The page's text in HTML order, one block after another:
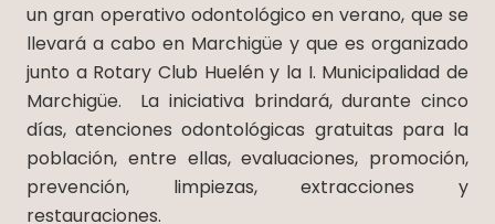
un gran operativo odontológico en verano, que se
llevará a cabo en Marchigüe y que es organizado
junto a Rotary Club Huelén y la I. Municipalidad de
Marchigüe. La iniciativa brindará, durante cinco
días, atenciones odontológicas gratuitas para la
población, entre ellas, evaluaciones, promoción,
prevención, limpiezas, extracciones y
restauraciones.